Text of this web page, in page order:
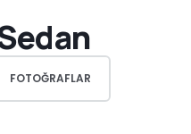
FOTOĞRAFLAR